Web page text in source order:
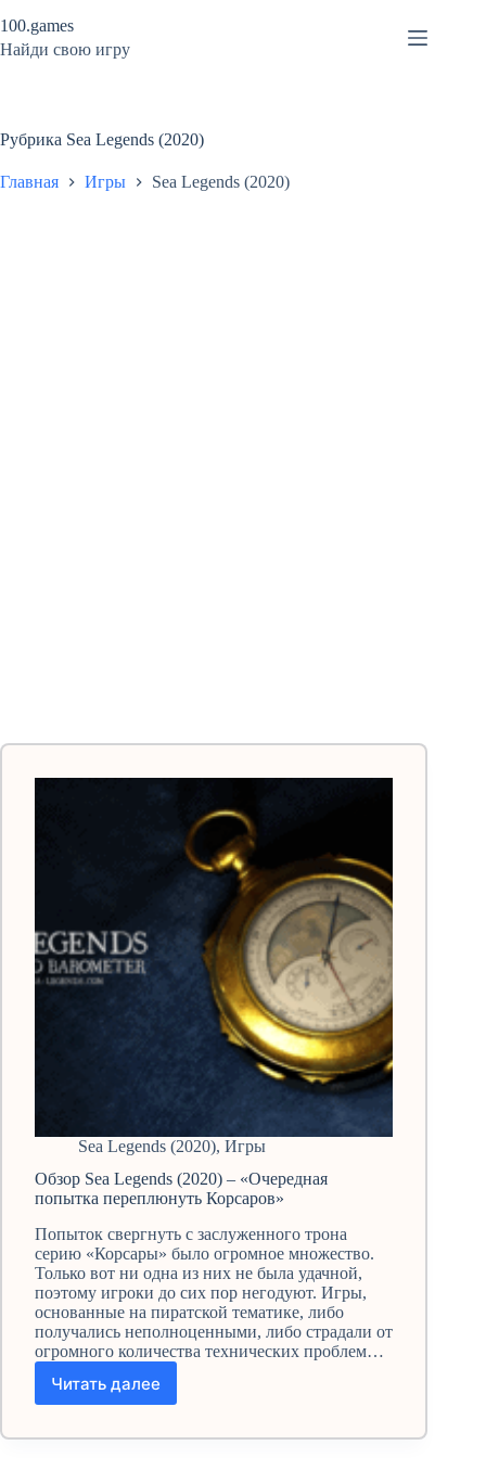
к
сути
100.games
Найди свою игру
Рубрика Sea Legends (2020)
Главная Игры Sea Legends (2020)
Sea Legends (2020), Игры
Обзор Sea Legends (2020) – «Очередная
попытка переплюнуть Корсаров»
Попыток свергнуть с заслуженного трона
серию «Корсары» было огромное множество.
Только вот ни одна из них не была удачной,
поэтому игроки до сих пор негодуют. Игры,
основанные на пиратской тематике, либо
получались неполноценными, либо страдали от
огромного количества технических проблем…
Читать далее
Обзор
Legends